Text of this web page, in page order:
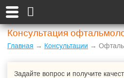
Консультация
Главная → Консультации →
Задайте вопрос и получите